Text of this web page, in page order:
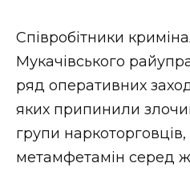
ЗАКАРПАТСЬКІ
НОВИНИ
Співробітники
Мукачівського
ряд оперативних
яких припинили
групи наркоторговців,
метамфетамін серед